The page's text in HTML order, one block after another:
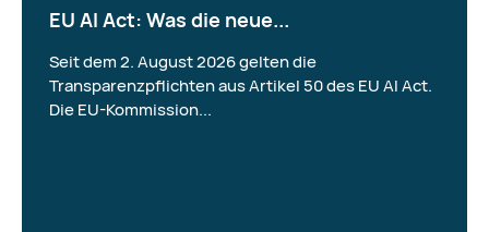
EU AI Act: Was die neue...
Seit dem 2. August 2026 gelten die
Transparenzpflichten aus Artikel 50 des EU AI Act.
Die EU-Kommission...